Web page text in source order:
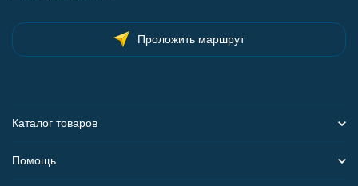
Проложить маршрут
Каталог товаров
Помощь